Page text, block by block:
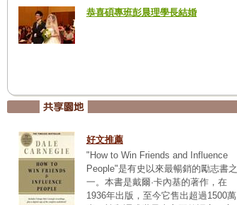
恭喜碩專班彭晨理學長結婚
好文推薦
"How to Win Friends and Influence
People"是有史以來最暢銷的勵志書之
一。本書是戴爾·卡內基的著作，在
1936年出版，至今它售出超過1500萬